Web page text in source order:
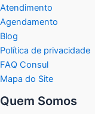
Atendimento
Agendamento
Blog
Política de privacidade
FAQ Consul
Mapa do Site
Quem Somos